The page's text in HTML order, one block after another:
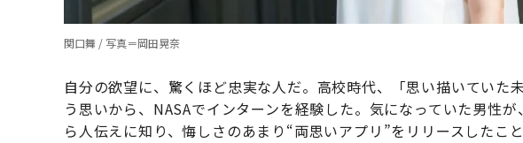
関口舞 / 写真＝岡田晃奈
自分の欲望に、驚くほど忠実な人だ。高校時代、「思い描いていた
う思いから、NASAでインターンを経験した。気になっていた男性
ら人伝えに知り、悔しさのあまり“両思いアプリ”をリリースしたこと